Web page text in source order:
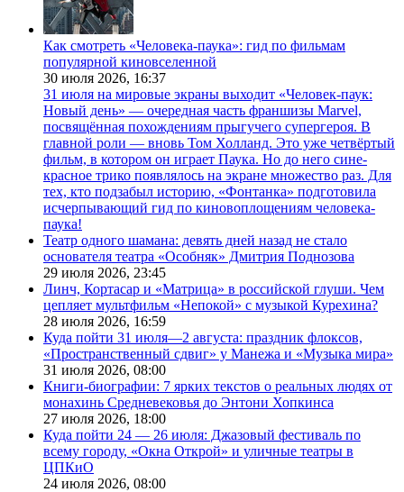
Как смотреть «Человека-паука»: гид по фильмам
популярной киновселенной
30 июля 2026, 16:37
31 июля на мировые экраны выходит «Человек-паук:
Новый день» — очередная часть франшизы Marvel,
посвящённая похождениям прыгучего супергероя. В
главной роли — вновь Том Холланд. Это уже четвёртый
фильм, в котором он играет Паука. Но до него сине-
красное трико появлялось на экране множество раз. Для
тех, кто подзабыл историю, «Фонтанка» подготовила
исчерпывающий гид по киновоплощениям человека-
паука!
Театр одного шамана: девять дней назад не стало
основателя театра «Особняк» Дмитрия Поднозова
29 июля 2026, 23:45
Линч, Кортасар и «Матрица» в российской глуши. Чем
цепляет мультфильм «Непокой» с музыкой Курехина?
28 июля 2026, 16:59
Куда пойти 31 июля—2 августа: праздник флоксов,
«Пространственный сдвиг» у Манежа и «Музыка мира»
31 июля 2026, 08:00
Книги-биографии: 7 ярких текстов о реальных людях от
монахинь Средневековья до Энтони Хопкинса
27 июля 2026, 18:00
Куда пойти 24 — 26 июля: Джазовый фестиваль по
всему городу, «Окна Открой» и уличные театры в
ЦПКиО
24 июля 2026, 08:00